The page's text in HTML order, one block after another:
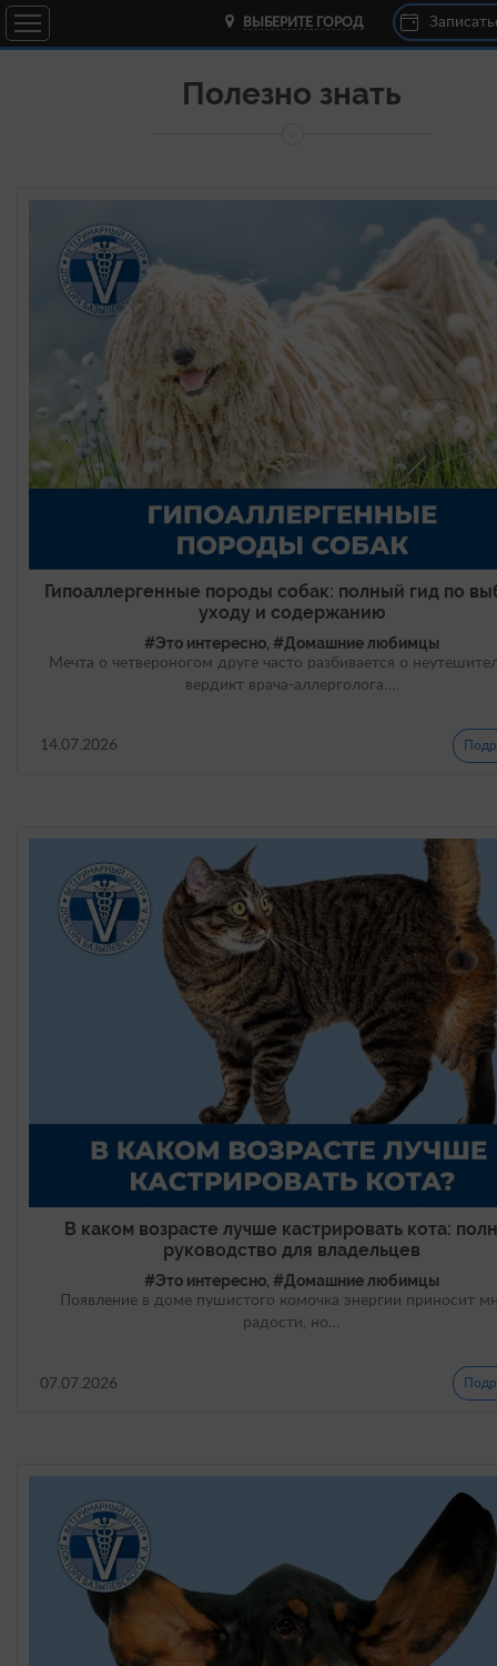
ВЫБЕРИТЕ ГОРОД
Полезно знать
Гипоаллергенные породы собак: полный гид по
уходу и содержанию
#Это интересно, #Домашние любимцы
Мечта о четвероногом друге часто разбивается о
вердикт врача-аллерголога….
14.07.2026
В каком возрасте лучше кастрировать кота:
руководство для владельцев
#Это интересно, #Домашние любимцы
Появление в доме пушистого комочка энергии приносит
радости, но…
07.07.2026